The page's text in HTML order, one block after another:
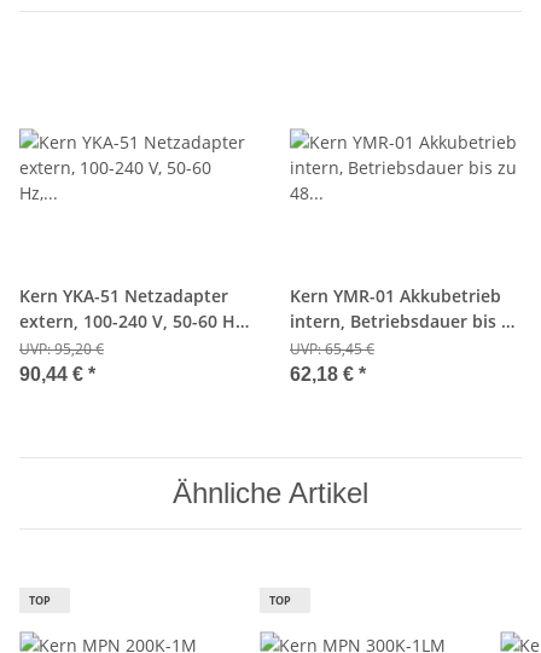
Kern YKA-51 Netzadapter
extern, 100-240 V, 50-60 Hz,
Standard EU
UVP:95,20 €
90,44 € *
Kern YMR-01 Akkubetrieb
intern, Betriebsdauer bis zu
48 h, Ladezeit ca. 8 h
UVP:65,45 €
62,18 € *
Ähnliche Artikel
TOP TOP